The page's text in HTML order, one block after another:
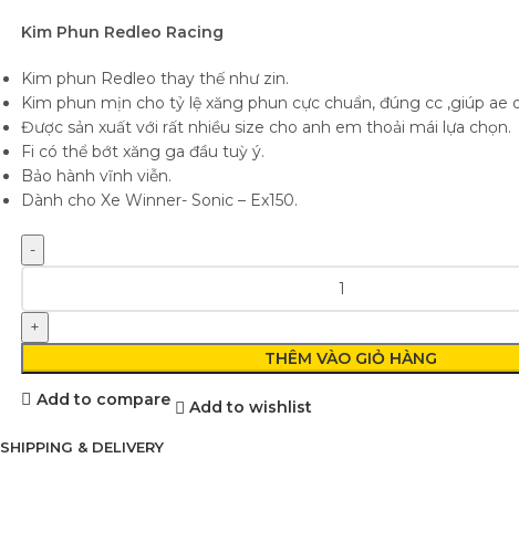
Kim Phun Redleo Racing
Kim phun Redleo thay thế như zin.
Kim phun mịn cho tỷ lệ xăng phun cực chuẩn, đúng cc ,giúp ae
Được sản xuất với rất nhiều size cho anh em thoải mái lựa chọn.
Fi có thể bớt xăng ga đầu tuỳ ý.
Bảo hành vĩnh viễn.
Dành cho Xe Winner- Sonic – Ex150.
THÊM VÀO GIỎ HÀNG
Add to compare Add to wishlist
SHIPPING & DELIVERY